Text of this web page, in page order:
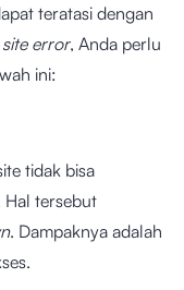
teratasi dengan
site error, Anda perlu
ini:
tidak bisa
Hal tersebut
. Dampaknya adalah